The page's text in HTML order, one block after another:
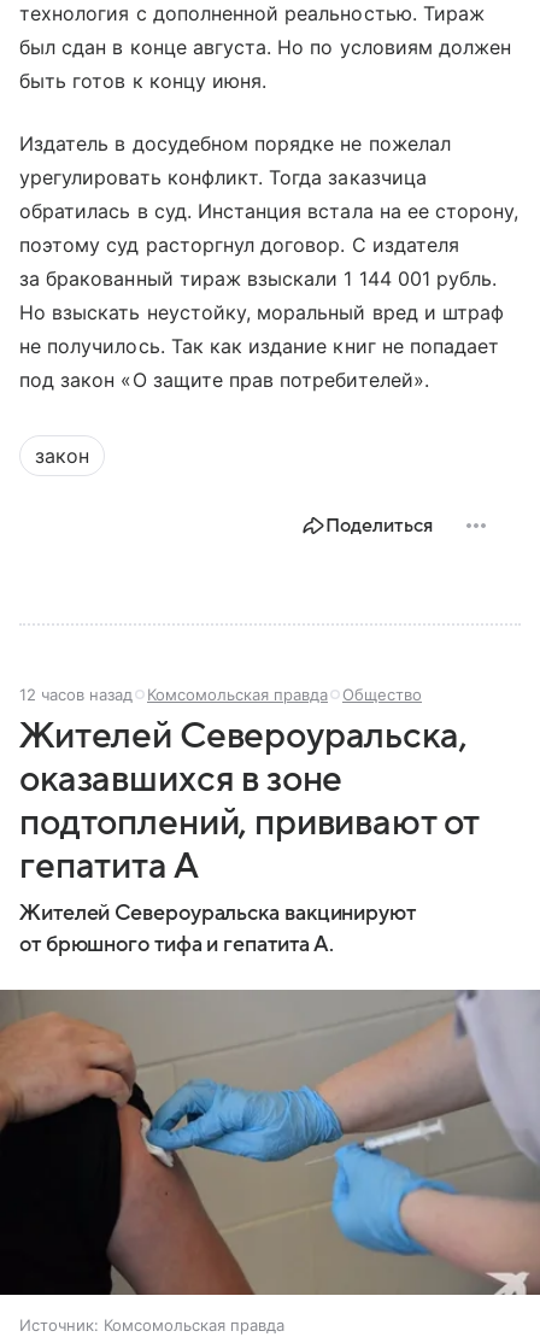
технология с дополненной реальностью. Тираж
был сдан в конце августа. Но по условиям должен
быть готов к концу июня.
Издатель в досудебном порядке не пожелал
урегулировать конфликт. Тогда заказчица
обратилась в суд. Инстанция встала на ее сторону,
поэтому суд расторгнул договор. С издателя
за бракованный тираж взыскали 1 144 001 рубль.
Но взыскать неустойку, моральный вред и штраф
не получилось. Так как издание книг не попадает
под закон «О защите прав потребителей».
закон
Поделиться
12 часов назад Комсомольская правда Общество
Жителей Североуральска,
оказавшихся в зоне
подтоплений, прививают от
гепатита А
Жителей Североуральска вакцинируют
от брюшного тифа и гепатита А.
Источник: Комсомольская правда